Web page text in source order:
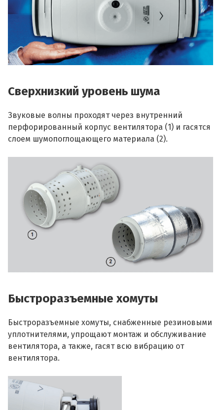
Сверхнизкий уровень шума
Звуковые волны проходят через внутренний
перфорированный корпус вентилятора (1) и гасятся
слоем шумопоглощающего материала (2).
Быстроразъемные хомуты
Быстроразъемные хомуты, снабженные резиновыми
уплотнителями, упрощают монтаж и обслуживание
вентилятора, а также, гасят всю вибрацию от
вентилятора.